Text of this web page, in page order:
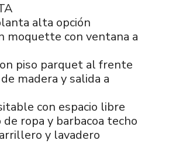
alta opción
moquette con ventana a
piso parquet al frente
madera y salida a
con espacio libre
ropa y barbacoa techo
y lavadero